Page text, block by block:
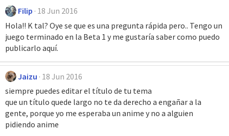
Filip 18 Jun 2016
Hola!! K tal? Oye se que es una pregunta rápida pero.. Tengo un
juego terminado en la Beta 1 y me gustaría saber como puedo
publicarlo aquí.
Jaizu 18 Jun 2016
siempre puedes editar el título de tu tema
que un título quede largo no te da derecho a engañar a la
gente, porque yo me esperaba un anime y no a alguien
pidiendo anime